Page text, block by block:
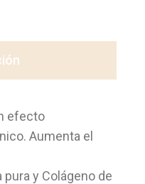
efecto
Aumenta el
y Colágeno de